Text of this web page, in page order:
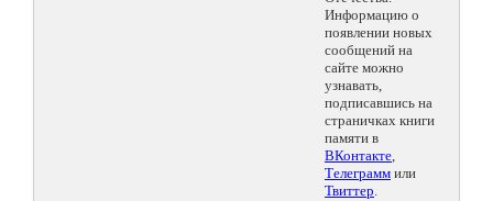
Информацию о
появлении новых
сообщений на
сайте можно
узнавать,
подписавшись на
страничках книги
памяти в
ВКонтакте,
Телеграмм или
Твиттер.